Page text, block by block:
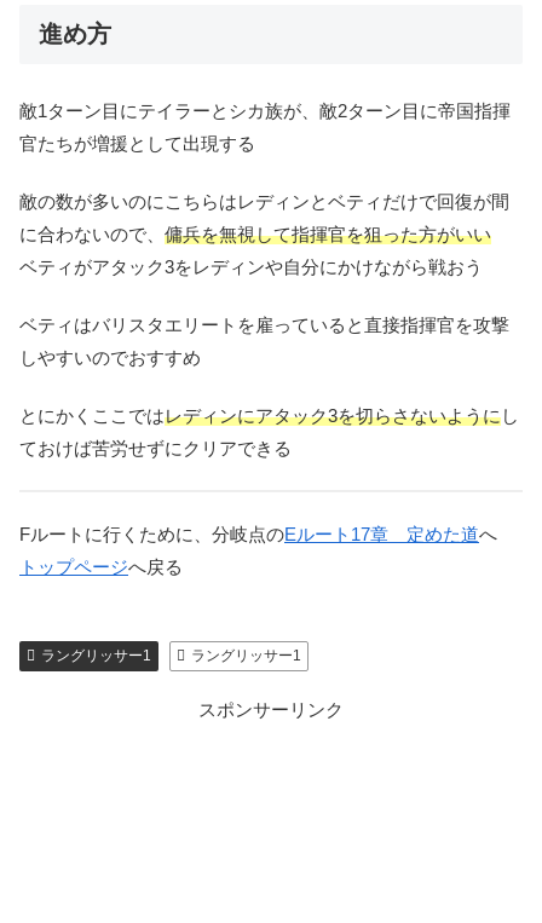
進め方
敵1ターン目にテイラーとシカ族が、敵2ターン目に帝国指揮
官たちが増援として出現する
敵の数が多いのにこちらはレディンとベティだけで回復が間
に合わないので、 傭兵を無視して指揮官を狙った方がいい
ベティがアタック3をレディンや自分にかけながら戦おう
ベティはバリスタエリートを雇っていると直接指揮官を攻撃
しやすいのでおすすめ
とにかくここではレディンにアタック3を切らさないようにし
ておけば苦労せずにクリアできる
Fルートに行くために、分岐点のEルート17章 定めた道へ
トップページへ戻る
ラングリッサー1 ラングリッサー1
スポンサーリンク